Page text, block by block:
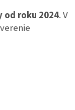
od roku 2024. V